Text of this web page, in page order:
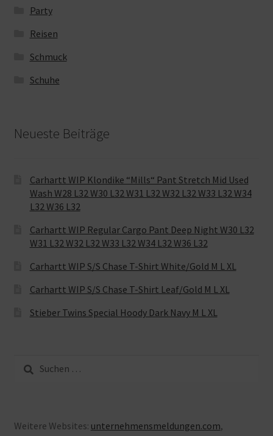
Party
Reisen
Schmuck
Schuhe
Neueste Beiträge
Carhartt WIP Klondike “Mills“ Pant Stretch Mid Used
Wash W28 L32 W30 L32 W31 L32 W32 L32 W33 L32 W34
L32 W36 L32
Carhartt WIP Regular Cargo Pant Deep Night W30 L32
W31 L32 W32 L32 W33 L32 W34 L32 W36 L32
Carhartt WIP S/S Chase T-Shirt White/Gold M L XL
Carhartt WIP S/S Chase T-Shirt Leaf/Gold M L XL
Stieber Twins Special Hoody Dark Navy M L XL
Suche
nach:
Weitere Websites: unternehmensmeldungen.com,